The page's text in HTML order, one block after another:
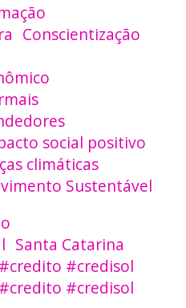
Conscientização
social positivo
climáticas
Sustentável
Santa Catarina
#credisol
#credisol